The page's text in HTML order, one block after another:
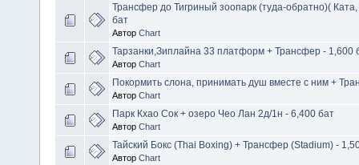
Трансфер до Тигриный зоопарк (туда-обратно)(
бат
Автор Chart
Тарзанки,Зиплайна 33 платформ + Трансфер - 1,600
Автор Chart
Покормить слона, принимать душ вместе с ним +
Автор Chart
Парк Кхао Сок + озеро Чео Лан 2д/1н - 6,400 бат
Автор Chart
Тайский Бокс (Thai Boxing) + Трансфер (Stadium) -
Автор Chart